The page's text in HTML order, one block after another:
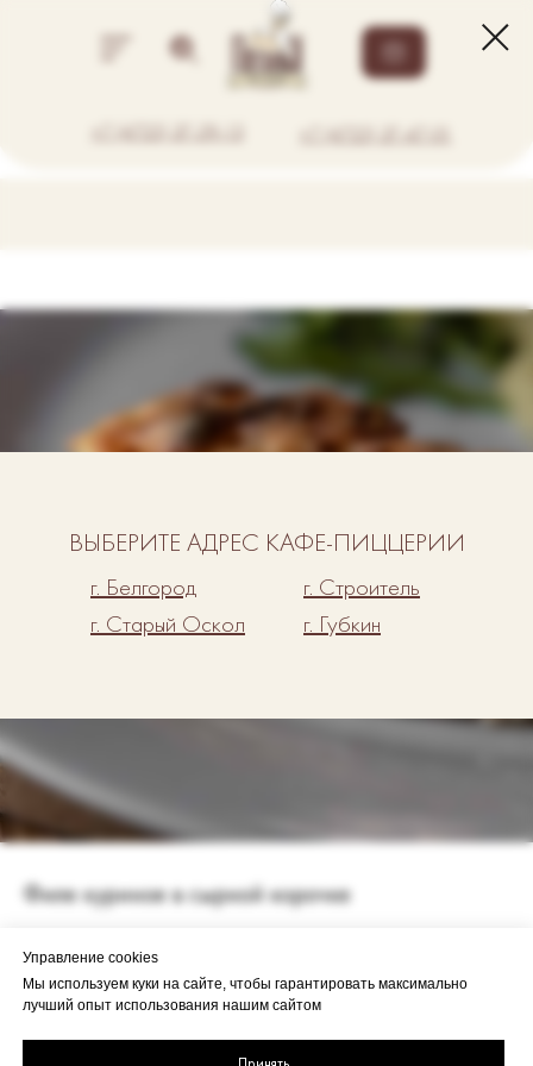
+7 (4722) 37-47-01
+7 (4722) 37-29-13
ВЫБЕРИТЕ АДРЕС КАФЕ-ПИЦЦЕРИИ
г. Губкин
г. Старый Оскол
г. Белгород г. Строитель
Управление cookies
Мы используем куки на сайте, чтобы гарантировать максимально
лучший опыт использования нашим сайтом
Филе куриное в сырной корочке
320
Добавить в корзину